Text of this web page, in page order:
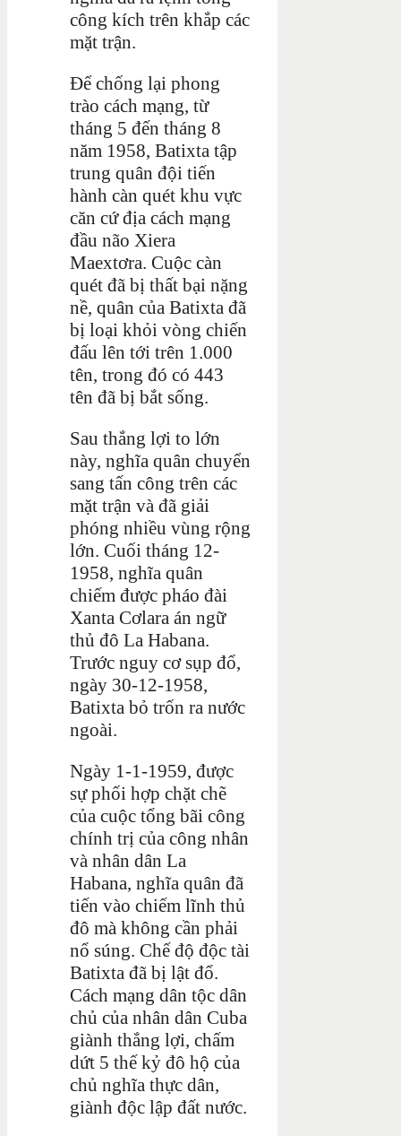
công kích trên khắp các
mặt trận.
Để chống lại phong
trào cách mạng, từ
tháng 5 đến tháng 8
năm 1958, Batixta tập
trung quân đội tiến
hành càn quét khu vực
căn cứ địa cách mạng
đầu não Xiera
Maextơra. Cuộc càn
quét đã bị thất bại nặng
nề, quân của Batixta đã
bị loại khỏi vòng chiến
đấu lên tới trên 1.000
tên, trong đó có 443
tên đã bị bắt sống.
Sau thắng lợi to lớn
này, nghĩa quân chuyển
sang tấn công trên các
mặt trận và đã giải
phóng nhiều vùng rộng
lớn. Cuối tháng 12-
1958, nghĩa quân
chiếm được pháo đài
Xanta Cơlara án ngữ
thủ đô La Habana.
Trước nguy cơ sụp đổ,
ngày 30-12-1958,
Batixta bỏ trốn ra nước
ngoài.
Ngày 1-1-1959, được
sự phối hợp chặt chẽ
của cuộc tổng bãi công
chính trị của công nhân
và nhân dân La
Habana, nghĩa quân đã
tiến vào chiếm lĩnh thủ
đô mà không cần phải
nổ súng. Chế độ độc tài
Batixta đã bị lật đổ.
Cách mạng dân tộc dân
chủ của nhân dân Cuba
giành thắng lợi, chấm
dứt 5 thế kỷ đô hộ của
chủ nghĩa thực dân,
giành độc lập đất nước.